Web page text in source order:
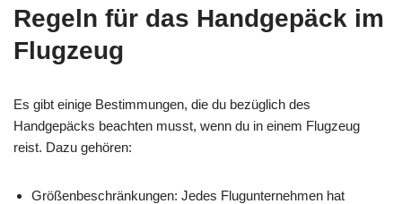
Regeln für das Handgepäck im
Flugzeug
Es gibt einige Bestimmungen, die du bezüglich des
Handgepäcks beachten musst, wenn du in einem Flugzeug
reist. Dazu gehören:
Größenbeschränkungen: Jedes Flugunternehmen hat